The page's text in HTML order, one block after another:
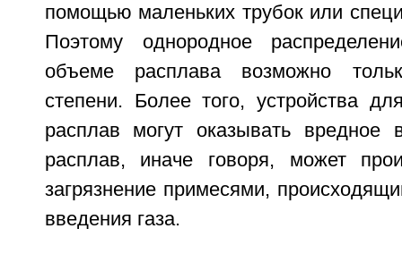
помощью маленьких трубок или
Поэтому однородное
объеме расплава возможно
степени. Более того, устройства
расплав могут оказывать вредное
расплав, иначе говоря, может
загрязнение примесями,
введения газа.